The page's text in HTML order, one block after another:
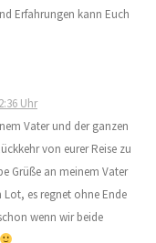
Erfahrungen kann Euch
Uhr
Vater und der ganzen
von eurer Reise zu
Grüße an meinem Vater
es regnet ohne Ende
wenn wir beide